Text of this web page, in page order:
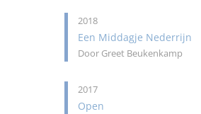
2018
Een Middagje Nederrijn
Door Greet Beukenkamp
2017
Open